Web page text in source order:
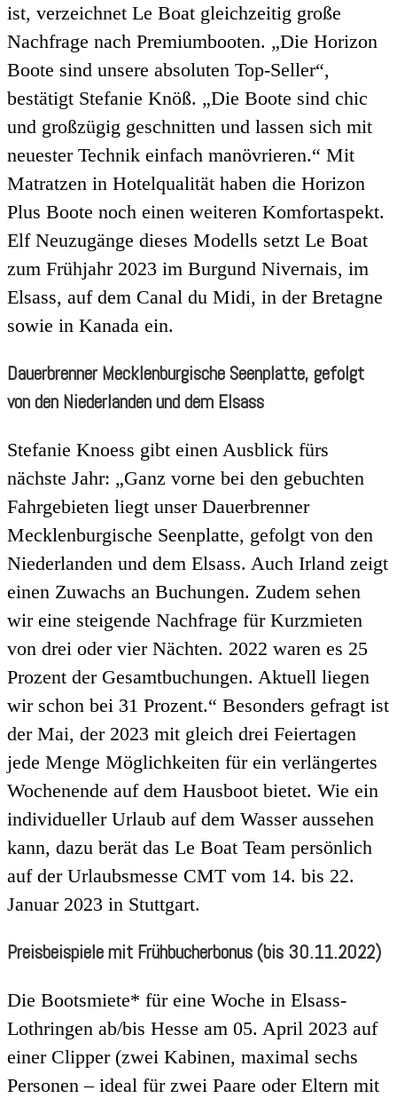
ist, verzeichnet Le Boat gleichzeitig große
Nachfrage nach Premiumbooten. „Die Horizon
Boote sind unsere absoluten Top-Seller“,
bestätigt Stefanie Knöß. „Die Boote sind chic
und großzügig geschnitten und lassen sich mit
neuester Technik einfach manövrieren.“ Mit
Matratzen in Hotelqualität haben die Horizon
Plus Boote noch einen weiteren Komfortaspekt.
Elf Neuzugänge dieses Modells setzt Le Boat
zum Frühjahr 2023 im Burgund Nivernais, im
Elsass, auf dem Canal du Midi, in der Bretagne
sowie in Kanada ein.
Dauerbrenner Mecklenburgische Seenplatte, gefolgt
von den Niederlanden und dem Elsass
Stefanie Knoess gibt einen Ausblick fürs
nächste Jahr: „Ganz vorne bei den gebuchten
Fahrgebieten liegt unser Dauerbrenner
Mecklenburgische Seenplatte, gefolgt von den
Niederlanden und dem Elsass. Auch Irland zeigt
einen Zuwachs an Buchungen. Zudem sehen
wir eine steigende Nachfrage für Kurzmieten
von drei oder vier Nächten. 2022 waren es 25
Prozent der Gesamtbuchungen. Aktuell liegen
wir schon bei 31 Prozent.“ Besonders gefragt ist
der Mai, der 2023 mit gleich drei Feiertagen
jede Menge Möglichkeiten für ein verlängertes
Wochenende auf dem Hausboot bietet. Wie ein
individueller Urlaub auf dem Wasser aussehen
kann, dazu berät das Le Boat Team persönlich
auf der Urlaubsmesse CMT vom 14. bis 22.
Januar 2023 in Stuttgart.
Preisbeispiele mit Frühbucherbonus (bis 30.11.2022)
Die Bootsmiete* für eine Woche in Elsass-
Lothringen ab/bis Hesse am 05. April 2023 auf
einer Clipper (zwei Kabinen, maximal sechs
Personen – ideal für zwei Paare oder Eltern mit